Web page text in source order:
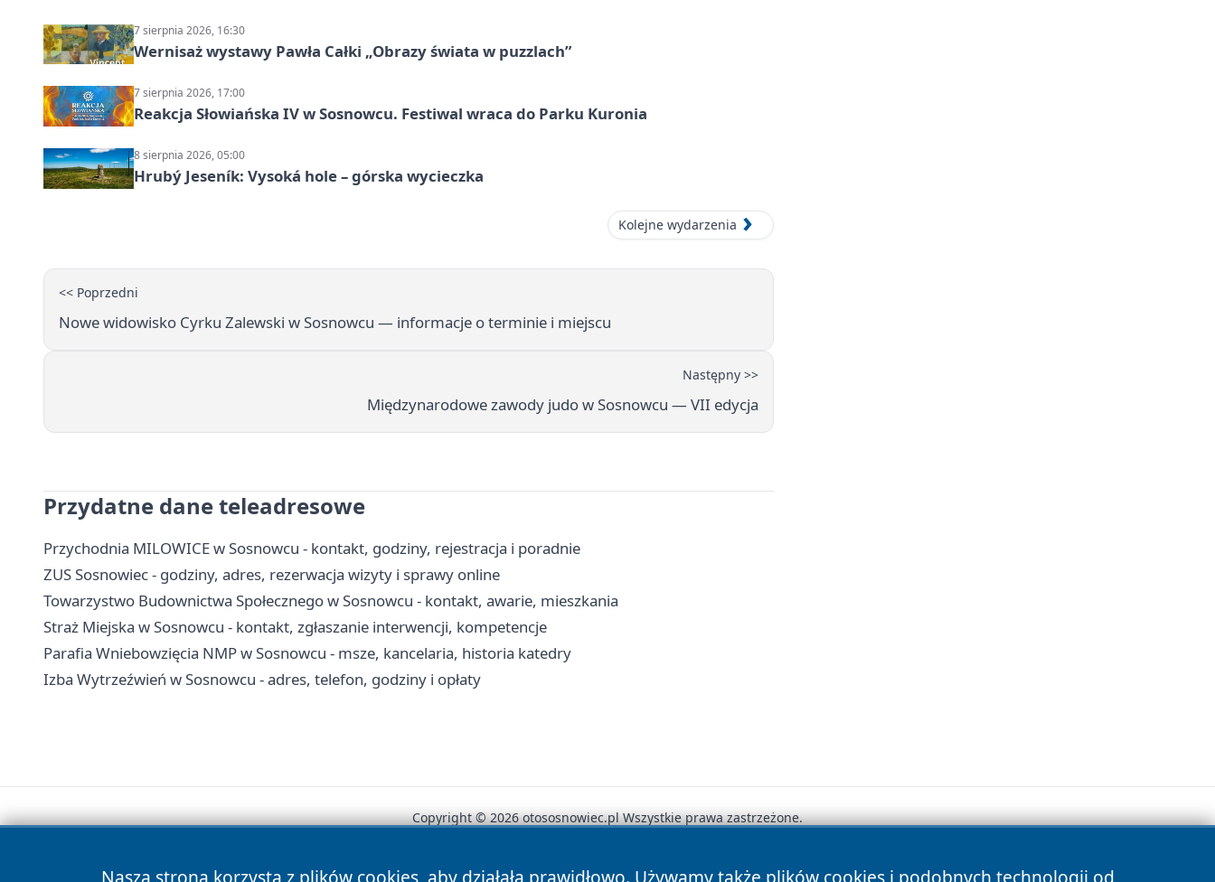
7 sierpnia 2026, 16:30
Wernisaż wystawy Pawła Całki „Obrazy świata w puzzlach”
7 sierpnia 2026, 17:00
Reakcja Słowiańska IV w Sosnowcu. Festiwal wraca do Parku Kuronia
8 sierpnia 2026, 05:00
Hrubý Jeseník: Vysoká hole – górska wycieczka
Kolejne wydarzenia
<< Poprzedni
Nowe widowisko Cyrku Zalewski w Sosnowcu — informacje o terminie i miejscu
Następny >>
Międzynarodowe zawody judo w Sosnowcu — VII edycja
Przydatne dane teleadresowe
Przychodnia MILOWICE w Sosnowcu - kontakt, godziny, rejestracja i poradnie
ZUS Sosnowiec - godziny, adres, rezerwacja wizyty i sprawy online
Towarzystwo Budownictwa Społecznego w Sosnowcu - kontakt, awarie, mieszkania
Straż Miejska w Sosnowcu - kontakt, zgłaszanie interwencji, kompetencje
Parafia Wniebowzięcia NMP w Sosnowcu - msze, kancelaria, historia katedry
Izba Wytrzeźwień w Sosnowcu - adres, telefon, godziny i opłaty
Nasza strona korzysta z plików cookies, aby działała prawidłowo. Używamy także plików cookies i podobnych technologii od
Copyright © 2026 otososnowiec.pl Wszystkie prawa zastrzeżone.